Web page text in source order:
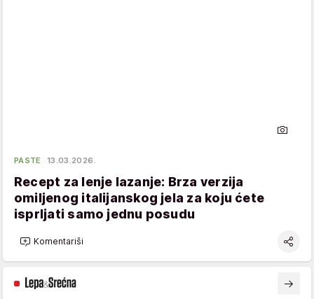
PASTE 13.03.2026.
Recept za lenje lazanje: Brza verzija
omiljenog italijanskog jela za koju ćete
isprljati samo jednu posudu
Komentariši